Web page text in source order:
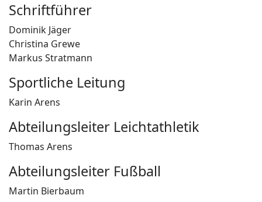
Schriftführer
Dominik Jäger
Christina Grewe
Markus Stratmann
Sportliche Leitung
Karin Arens
Abteilungsleiter Leichtathletik
Thomas Arens
Abteilungsleiter Fußball
Martin Bierbaum